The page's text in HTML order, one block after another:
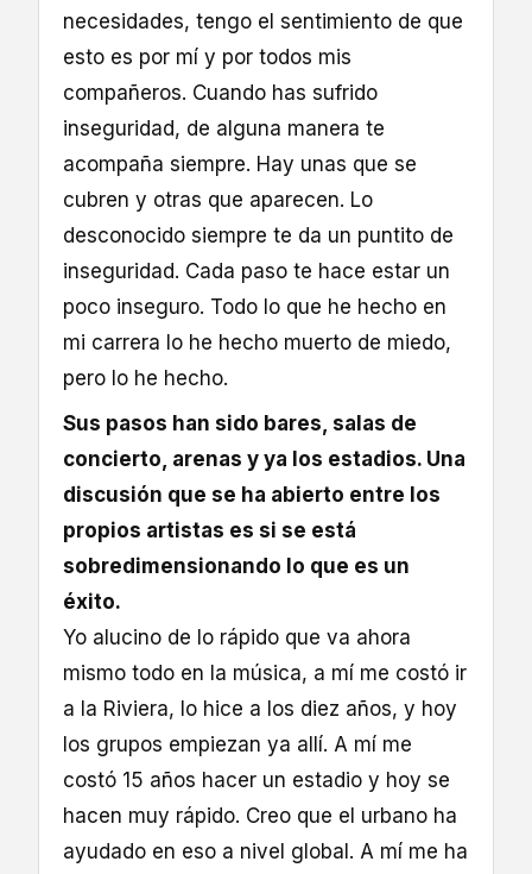
necesidades, tengo el sentimiento de que
esto es por mí y por todos mis
compañeros. Cuando has sufrido
inseguridad, de alguna manera te
acompaña siempre. Hay unas que se
cubren y otras que aparecen. Lo
desconocido siempre te da un puntito de
inseguridad. Cada paso te hace estar un
poco inseguro. Todo lo que he hecho en
mi carrera lo he hecho muerto de miedo,
pero lo he hecho.
Sus pasos han sido bares, salas de
concierto, arenas y ya los estadios. Una
discusión que se ha abierto entre los
propios artistas es si se está
sobredimensionando lo que es un
éxito.
Yo alucino de lo rápido que va ahora
mismo todo en la música, a mí me costó ir
a la Riviera, lo hice a los diez años, y hoy
los grupos empiezan ya allí. A mí me
costó 15 años hacer un estadio y hoy se
hacen muy rápido. Creo que el urbano ha
ayudado en eso a nivel global. A mí me ha